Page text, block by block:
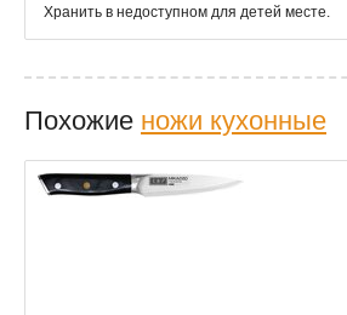
Хранить в недоступном для детей месте.
Похожие ножи кухонные